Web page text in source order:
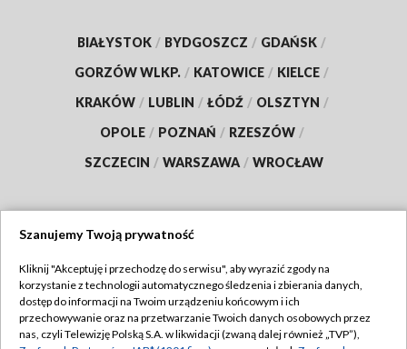
BIAŁYSTOK / BYDGOSZCZ / GDAŃSK /
GORZÓW WLKP. / KATOWICE / KIELCE /
KRAKÓW / LUBLIN / ŁÓDŹ / OLSZTYN /
OPOLE / POZNAŃ / RZESZÓW /
SZCZECIN / WARSZAWA / WROCŁAW
TVP
Abonament TVP
Regulamin TVP
Szanujemy Twoją prywatność
Kliknij "Akceptuję i przechodzę do serwisu", aby wyrazić zgody na
korzystanie z technologii automatycznego śledzenia i zbierania danych,
dostęp do informacji na Twoim urządzeniu końcowym i ich
przechowywanie oraz na przetwarzanie Twoich danych osobowych przez
nas, czyli Telewizję Polską S.A. w likwidacji (zwaną dalej również „TVP”),